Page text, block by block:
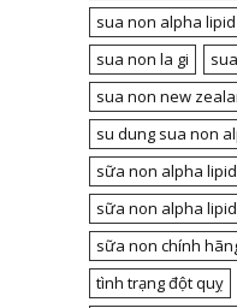
sua non alpha
sua non la gi
sua non new
su dung sua non
sữa non alpha
sữa non alpha
sữa non chính
tình trạng đột quỵ